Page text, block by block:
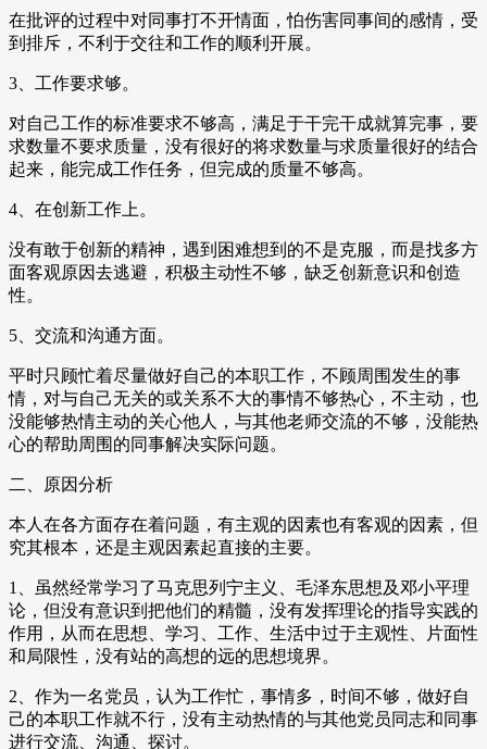
在批评的过程中对同事打不开情面，怕伤害同事间的感情，受
到排斥，不利于交往和工作的顺利开展。
3、工作要求够。
对自己工作的标准要求不够高，满足于干完干成就算完事，要
求数量不要求质量，没有很好的将求数量与求质量很好的结合
起来，能完成工作任务，但完成的质量不够高。
4、在创新工作上。
没有敢于创新的精神，遇到困难想到的不是克服，而是找多方
面客观原因去逃避，积极主动性不够，缺乏创新意识和创造
性。
5、交流和沟通方面。
平时只顾忙着尽量做好自己的本职工作，不顾周围发生的事
情，对与自己无关的或关系不大的事情不够热心，不主动，也
没能够热情主动的关心他人，与其他老师交流的不够，没能热
心的帮助周围的同事解决实际问题。
二、原因分析
本人在各方面存在着问题，有主观的因素也有客观的因素，但
究其根本，还是主观因素起直接的主要。
1、虽然经常学习了马克思列宁主义、毛泽东思想及邓小平理
论，但没有意识到把他们的精髓，没有发挥理论的指导实践的
作用，从而在思想、学习、工作、生活中过于主观性、片面性
和局限性，没有站的高想的远的思想境界。
2、作为一名党员，认为工作忙，事情多，时间不够，做好自
己的本职工作就不行，没有主动热情的与其他党员同志和同事
进行交流、沟通、探讨。